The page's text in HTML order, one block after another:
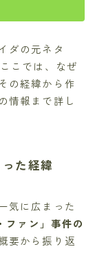
ダの元ネタ
こでは、なぜ
の経緯から作
情報まで詳し
た経緯
気に広まった
ファン」事件の
要から振り返